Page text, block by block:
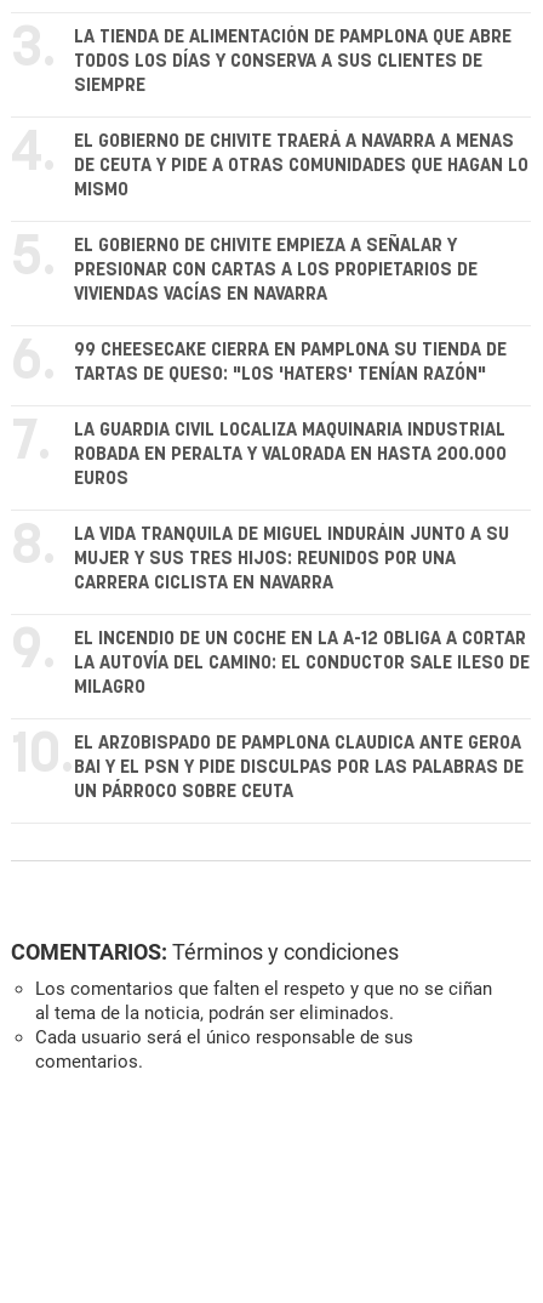
3.
LA TIENDA DE ALIMENTACIÓN DE PAMPLONA QUE ABRE
TODOS LOS DÍAS Y CONSERVA A SUS CLIENTES DE
SIEMPRE
4.
EL GOBIERNO DE CHIVITE TRAERÁ A NAVARRA A MENAS
DE CEUTA Y PIDE A OTRAS COMUNIDADES QUE HAGAN LO
MISMO
5.
EL GOBIERNO DE CHIVITE EMPIEZA A SEÑALAR Y
PRESIONAR CON CARTAS A LOS PROPIETARIOS DE
VIVIENDAS VACÍAS EN NAVARRA
6.
99 CHEESECAKE CIERRA EN PAMPLONA SU TIENDA DE
TARTAS DE QUESO: "LOS 'HATERS' TENÍAN RAZÓN"
7.
LA GUARDIA CIVIL LOCALIZA MAQUINARIA INDUSTRIAL
ROBADA EN PERALTA Y VALORADA EN HASTA 200.000
EUROS
8.
LA VIDA TRANQUILA DE MIGUEL INDURÁIN JUNTO A SU
MUJER Y SUS TRES HIJOS: REUNIDOS POR UNA
CARRERA CICLISTA EN NAVARRA
9.
EL INCENDIO DE UN COCHE EN LA A-12 OBLIGA A CORTAR
LA AUTOVÍA DEL CAMINO: EL CONDUCTOR SALE ILESO DE
MILAGRO
10. EL ARZOBISPADO DE PAMPLONA CLAUDICA ANTE GEROA
BAI Y EL PSN Y PIDE DISCULPAS POR LAS PALABRAS DE
UN PÁRROCO SOBRE CEUTA
COMENTARIOS: Términos y condiciones
Los comentarios que falten el respeto y que no se ciñan
al tema de la noticia, podrán ser eliminados.
Cada usuario será el único responsable de sus
comentarios.